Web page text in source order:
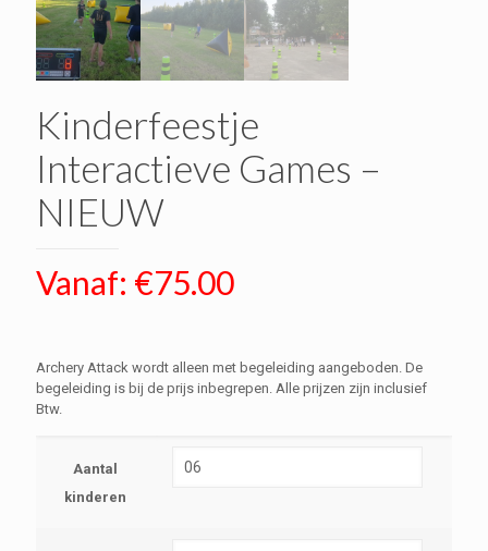
Kinderfeestje
Interactieve Games –
NIEUW
Vanaf: €75.00
Archery Attack wordt alleen met begeleiding aangeboden. De
begeleiding is bij de prijs inbegrepen. Alle prijzen zijn inclusief
Btw.
Aantal
kinderen